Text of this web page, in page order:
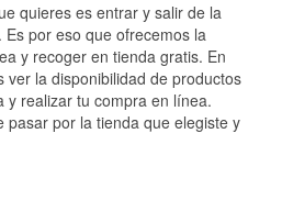
quieres es entrar y salir de la
por eso que ofrecemos la
y recoger en tienda gratis. En
ver la disponibilidad de productos
y realizar tu compra en línea.
pasar por la tienda que elegiste y